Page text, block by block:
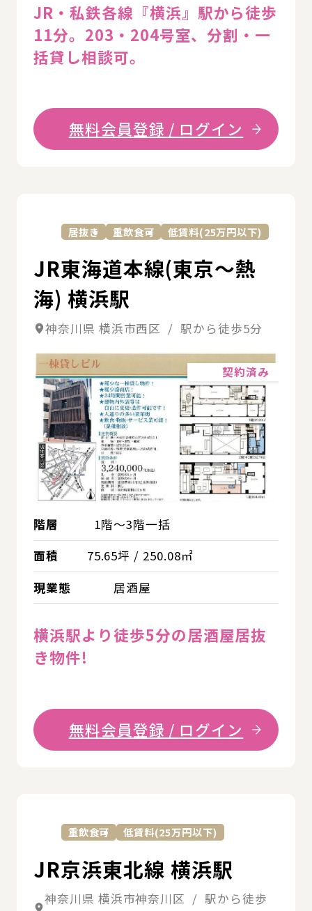
JR・私鉄各線『横浜』駅から徒歩
11分。203・204号室、分割・一
括貸し相談可。
無料会員登録 / ログイン
居抜き 重飲食可 低賃料(25万円以下)
JR東海道本線(東京～熱
海) 横浜駅
神奈川県 横浜市西区 / 駅から徒歩5分
契約済み
階層
1階～3階一括
面積
75.65坪 / 250.08㎡
現業態
居酒屋
横浜駅より徒歩5分の居酒屋居抜
き物件!
無料会員登録 / ログイン
重飲食可 低賃料(25万円以下)
JR京浜東北線 横浜駅
神奈川県 横浜市神奈川区 / 駅から徒歩